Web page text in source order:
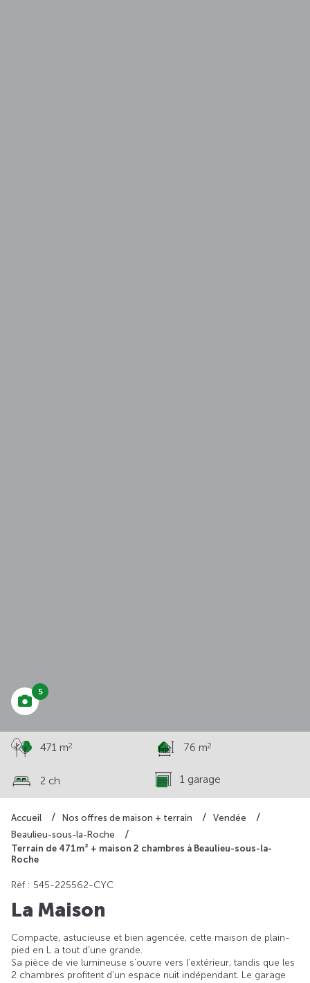
Accueil Nos offres de maison + terrain
Vendée
Beaulieu-sous-la-Roche
Terrain de 471m² + maison 2 chambres à Beaulieu-sous-la-
Roche
5
471 m2 76 m2
2 ch 1 garage
Rèf : 545-225562-CYC
La Maison
Compacte, astucieuse et bien agencée, cette maison de plain-
pied en L a tout d’une grande.
Sa pièce de vie lumineuse s’ouvre vers l’extérieur, tandis que les
2 chambres profitent d’un espace nuit indépendant. Le garage